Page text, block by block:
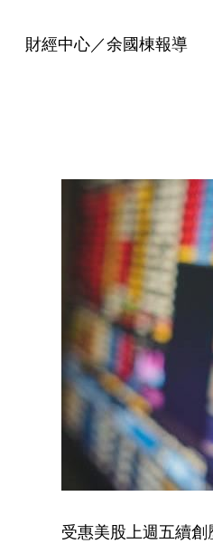
財經中心／余國棟報導
受惠美股上週五續